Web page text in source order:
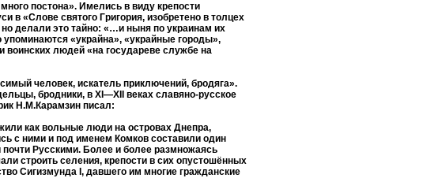
постона». Имелись в виду крепости
в «Слове святого Григория, изобретено в толцех
делали это тайно: «…и ныня по украинам их
упоминаются «украйна», «украйные городы»,
воинских людей «на государеве службе на
человек, искатель приключений, бродяга».
бродники, в ХI—XII веках славяно-русское
Н.М.Карамзин писал:
как вольные люди на островах Днепра,
с ними и под именем Комков составили один
Русскими. Более и более размножаясь
строить селения, крепости в сих опустошённых
Сигизмунда I, давшего им многие гражданские